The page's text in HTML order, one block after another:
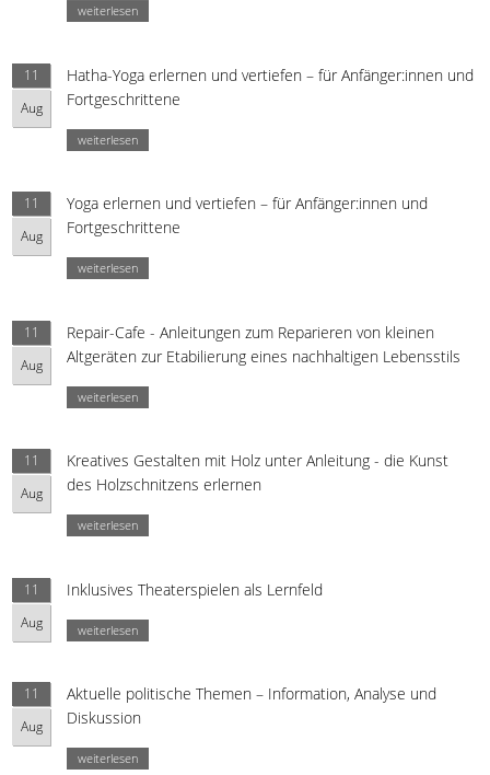
weiterlesen
11
Aug
Hatha-Yoga erlernen und vertiefen – für Anfänger:innen und
Fortgeschrittene
weiterlesen
11
Aug
Yoga erlernen und vertiefen – für Anfänger:innen und
Fortgeschrittene
weiterlesen
11
Aug
Repair-Cafe - Anleitungen zum Reparieren von kleinen
Altgeräten zur Etabilierung eines nachhaltigen Lebensstils
weiterlesen
11
Aug
Kreatives Gestalten mit Holz unter Anleitung - die Kunst
des Holzschnitzens erlernen
weiterlesen
11
Aug
Inklusives Theaterspielen als Lernfeld
weiterlesen
11
Aug
Aktuelle politische Themen – Information, Analyse und
Diskussion
weiterlesen